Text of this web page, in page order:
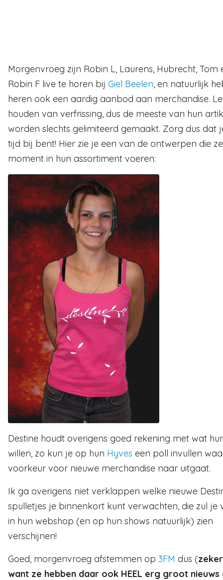
Morgenvroeg zijn Robin L, Laurens, Hubrecht, Tom
Robin F live te horen bij Giel Beelen, en natuurlijk
heren ook een aardig aanbod aan merchandise.
houden van verfrissing, dus de meeste van hun
worden slechts gelimiteerd gemaakt. Zorg dus dat
tijd bij bent! Hier zie je een van de ontwerpen die
moment in hun assortiment voeren:
Destine houdt overigens goed rekening met wat
willen, zo kun je op hun Hyves een poll invullen
voorkeur voor nieuwe merchandise naar uitgaat.
Ik ga overigens niet verklappen welke nieuwe
spulletjes je binnenkort kunt verwachten, die zul je
in hun webshop (en op hun shows natuurlijk) zien
verschijnen!
Goed, morgenvroeg afstemmen op 3FM dus (
want ze hebben daar ook HEEL erg groot nieuws